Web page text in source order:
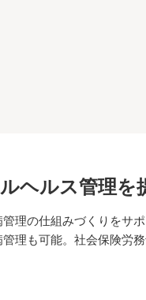
ヘルス管理を
理の仕組みづくりをサ
理も可能。社会保険労